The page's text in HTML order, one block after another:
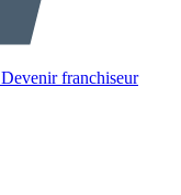
Devenir franchiseur